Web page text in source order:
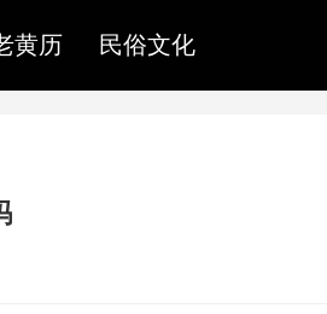
黄历 民俗文化